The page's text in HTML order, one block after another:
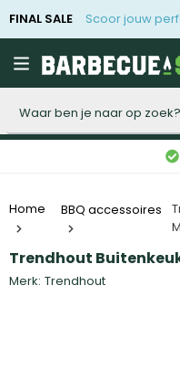
FINAL SALE Scoor jouw
Home BBQ accessoires
Trendhout
Merk: Trendhout